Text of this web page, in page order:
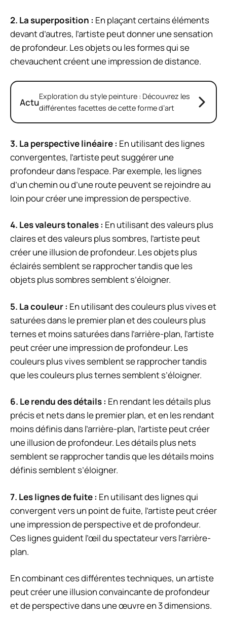
2. La superposition : En plaçant certains éléments
devant d’autres, l’artiste peut donner une sensation
de profondeur. Les objets ou les formes qui se
chevauchent créent une impression de distance.
ActuExploration du style peinture : Découvrez les
différentes facettes de cette forme d’art
3. La perspective linéaire : En utilisant des lignes
convergentes, l’artiste peut suggérer une
profondeur dans l’espace. Par exemple, les lignes
d’un chemin ou d’une route peuvent se rejoindre au
loin pour créer une impression de perspective.
4. Les valeurs tonales : En utilisant des valeurs plus
claires et des valeurs plus sombres, l’artiste peut
créer une illusion de profondeur. Les objets plus
éclairés semblent se rapprocher tandis que les
objets plus sombres semblent s’éloigner.
5. La couleur : En utilisant des couleurs plus vives et
saturées dans le premier plan et des couleurs plus
ternes et moins saturées dans l’arrière-plan, l’artiste
peut créer une impression de profondeur. Les
couleurs plus vives semblent se rapprocher tandis
que les couleurs plus ternes semblent s’éloigner.
6. Le rendu des détails : En rendant les détails plus
précis et nets dans le premier plan, et en les rendant
moins définis dans l’arrière-plan, l’artiste peut créer
une illusion de profondeur. Les détails plus nets
semblent se rapprocher tandis que les détails moins
définis semblent s’éloigner.
7. Les lignes de fuite : En utilisant des lignes qui
convergent vers un point de fuite, l’artiste peut créer
une impression de perspective et de profondeur.
Ces lignes guident l’œil du spectateur vers l’arrière-
plan.
En combinant ces différentes techniques, un artiste
peut créer une illusion convaincante de profondeur
et de perspective dans une œuvre en 3 dimensions.